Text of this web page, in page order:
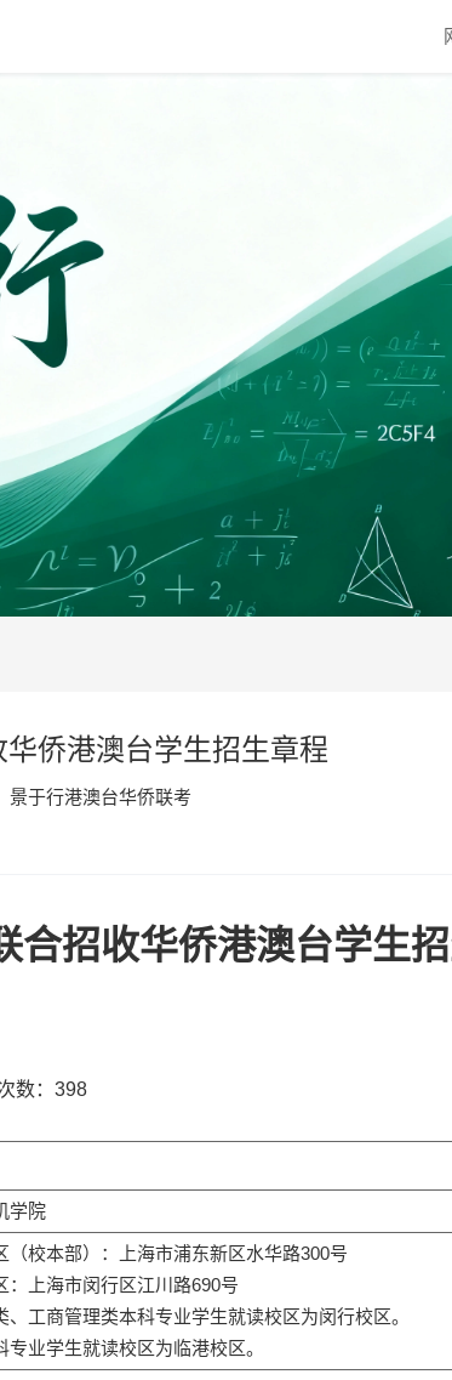
华侨港澳台学生招生章程
景于行港澳台华侨联考
合招收华侨港澳台学生
数： 398
学院
（校本部）：上海市浦东新区水华路300号
：上海市闵行区江川路690号
、工商管理类本科专业学生就读校区为闵行校区。
专业学生就读校区为临港校区。